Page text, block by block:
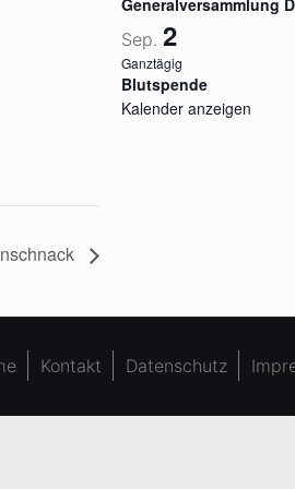
Generalversammlung
Sep. 2
Ganztägig
Blutspende
Kalender anzeigen
Kontakt Datenschutz